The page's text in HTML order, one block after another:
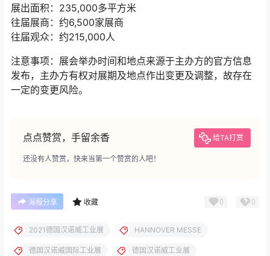
展出面积：235,000多平方米
往届展商：约6,500家展商
往届观众：约215,000人
注意事项：展会举办时间和地点来源于主办方的官方信息
发布，主办方有权对展期及地点作出变更及调整，故存在
一定的变更风险。
点点赞赏，手留余香 给TA打赏
还没有人赞赏，快来当第一个赞赏的人吧！
海报分享 收藏 0 0
2021德国汉诺威工业展 HANNOVER MESSE
德国汉诺威国际工业展 德国汉诺威工业展